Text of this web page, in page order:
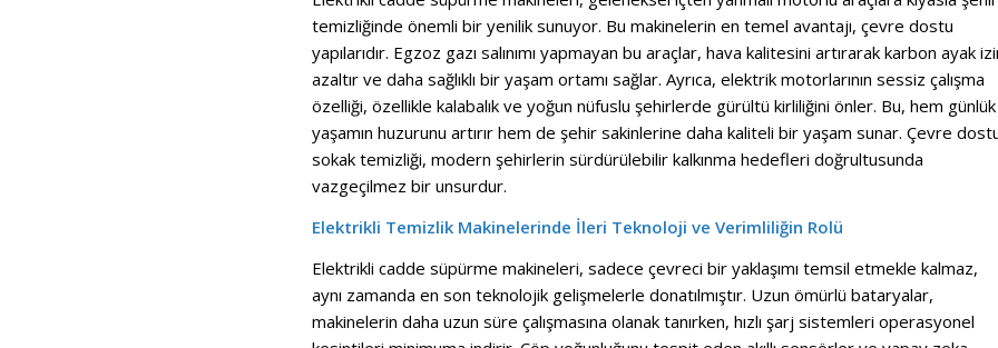
temizliğinde önemli bir yenilik sunuyor. Bu makinelerin en temel avantajı, çevre dostu
yapılarıdır. Egzoz gazı salınımı yapmayan bu araçlar, hava kalitesini artırarak karbon ayak
azaltır ve daha sağlıklı bir yaşam ortamı sağlar. Ayrıca, elektrik motorlarının sessiz çalışma
özelliği, özellikle kalabalık ve yoğun nüfuslu şehirlerde gürültü kirliliğini önler. Bu, hem günlük
yaşamın huzurunu artırır hem de şehir sakinlerine daha kaliteli bir yaşam sunar. Çevre
sokak temizliği, modern şehirlerin sürdürülebilir kalkınma hedefleri doğrultusunda
vazgeçilmez bir unsurdur.
Elektrikli Temizlik Makinelerinde İleri Teknoloji ve Verimliliğin Rolü
Elektrikli cadde süpürme makineleri, sadece çevreci bir yaklaşımı temsil etmekle kalmaz,
aynı zamanda en son teknolojik gelişmelerle donatılmıştır. Uzun ömürlü bataryalar,
makinelerin daha uzun süre çalışmasına olanak tanırken, hızlı şarj sistemleri operasyonel